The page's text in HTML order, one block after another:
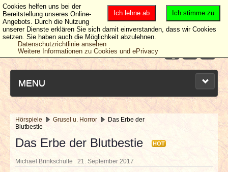
MENU
NEUESTE ARTIKEL
NEWS & DATES
Hörspiele Grusel u. Horror
Das Erbe der
Blutbestie
Das Erbe der Blutbestie HOT
Michael Brinkschulte 21. September 2017
Ich stimme zu
Ich lehne ab
Cookies helfen uns bei der
Bereitstellung unseres Online-
Angebots. Durch die Nutzung
unserer Dienste erklären Sie sich damit einverstanden, dass wir Cookies
setzen. Sie haben auch die Möglichkeit abzulehnen.
Datenschutzrichtlinie ansehen
Weitere Informationen zu Cookies und ePrivacy